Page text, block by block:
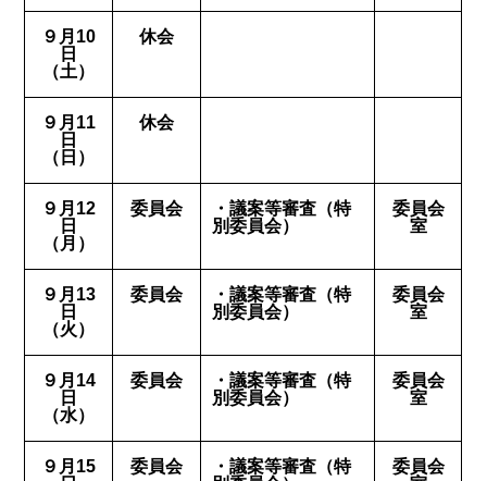
９月10
日
（土）
休会
９月11
日
（日）
休会
９月12
日
（月）
委員会
・議案等審査（特
別委員会）
委員会
室
９月13
日
（火）
委員会
・議案等審査（特
別委員会）
委員会
室
９月14
日
（水）
委員会
・議案等審査（特
別委員会）
委員会
室
９月15
委員会
・議案等審査（特
委員会